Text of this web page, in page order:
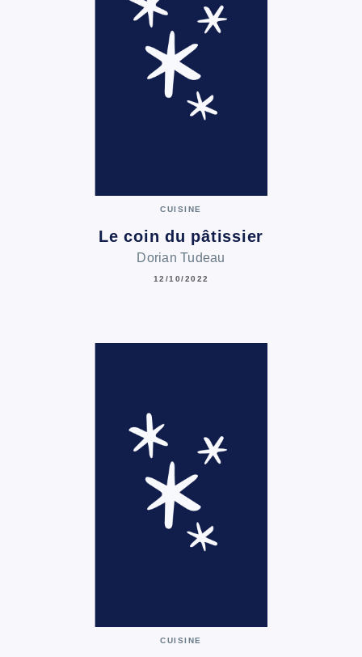
CUISINE
Le coin du pâtissier
Dorian Tudeau
12/10/2022
CUISINE